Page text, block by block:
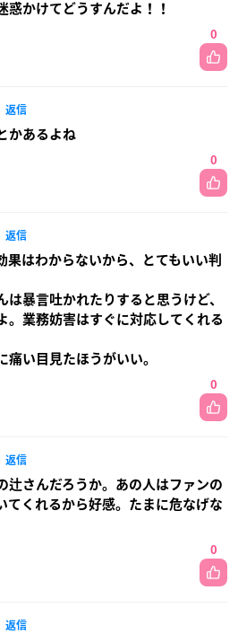
惑かけてどうすんだよ！！
0
返信
かあるよね
0
返信
果はわからないから、とてもいい判
暴言吐かれたりすると思うけど、
。業務妨害はすぐに対応してくれる
痛い目見たほうがいい。
0
返信
辻さんだろうか。あの人はファンの
てくれるから好感。たまに危なげな
0
返信